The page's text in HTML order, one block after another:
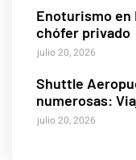
Enoturismo en
chófer privado
julio 20, 2026
Shuttle
numerosas:
julio 20, 2026